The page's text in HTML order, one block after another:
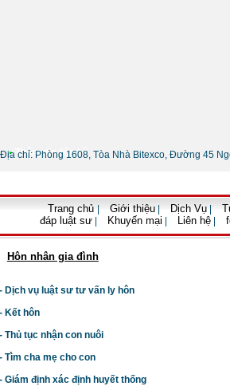
• Thông tin liên hệ
Địa chỉ: Phòng 1608, Tòa Nhà Bitexco, Đường 45
Trang chủ Giới thiệu Dịch Vụ
đáp luật sư
Khuyến mại Liên hệ
Hôn nhân gia đình
Dịch vụ luật sư tư vấn ly hôn
Kết hôn
Thủ tục nhận con nuôi
Tìm cha mẹ cho con
Giám định xác định huyết thống